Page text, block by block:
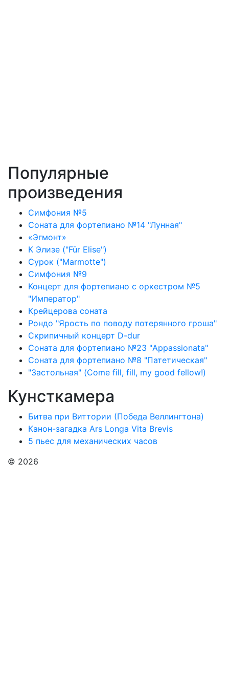
Популярные
произведения
Симфония №5
Соната для фортепиано №14 "Лунная"
«Эгмонт»
К Элизе ("Für Elise")
Сурок ("Marmotte")
Симфония №9
Концерт для фортепиано с оркестром №5
"Император"
Крейцерова соната
Рондо "Ярость по поводу потерянного гроша"
Скрипичный концерт D-dur
Соната для фортепиано №23 "Appassionata"
Соната для фортепиано №8 "Патетическая"
"Застольная" (Come fill, fill, my good fellow!)
Кунсткамера
Битва при Виттории (Победа Веллингтона)
Канон-загадка Ars Longa Vita Brevis
5 пьес для механических часов
© 2026